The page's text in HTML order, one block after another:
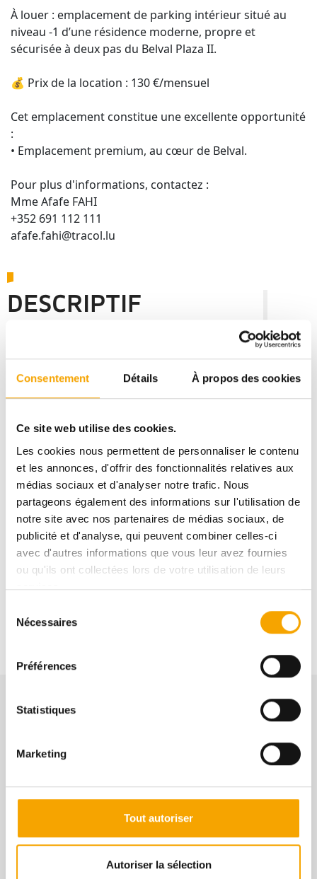
Consentement Détails À propos des cookies
Ce site web utilise des cookies.
Les cookies nous permettent de personnaliser le contenu
et les annonces, d'offrir des fonctionnalités relatives aux
médias sociaux et d'analyser notre trafic. Nous
partageons également des informations sur l'utilisation de
notre site avec nos partenaires de médias sociaux, de
publicité et d'analyse, qui peuvent combiner celles-ci
avec d'autres informations que vous leur avez fournies
ou qu'ils ont collectées lors de votre utilisation de leurs
services.
Nécessaires
Préférences
Statistiques
Marketing
Tout autoriser
Autoriser la sélection
DESCRIPTIF
BELVAUX
PARKING - LUC ET LÉNA
130,00 €
Pour plus d’informations sur ce bien, vous pouvez
prendre contact avec
Afafe FAHI
À louer : emplacement de parking intérieur situé au
niveau -1 d’une résidence moderne, propre et
sécurisée à deux pas du Belval Plaza II.
💰 Prix de la location : 130 €/mensuel
Cet emplacement constitue une excellente opportunité
:
• Emplacement premium, au cœur de Belval.
Pour plus d'informations, contactez :
Mme Afafe FAHI
+352 691 112 111
afafe.fahi@tracol.lu
NOS BIENS SIMILAIRES